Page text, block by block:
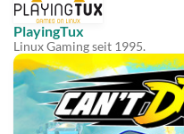
PlayingTux
Linux Gaming seit 1995.